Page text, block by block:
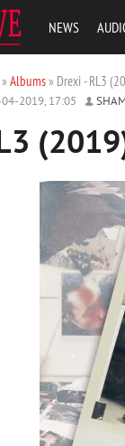
NEWS
» Albums» Drexi - RL3
2019, 17:05